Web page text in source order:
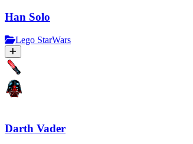
Han Solo
Lego StarWars
Darth Vader